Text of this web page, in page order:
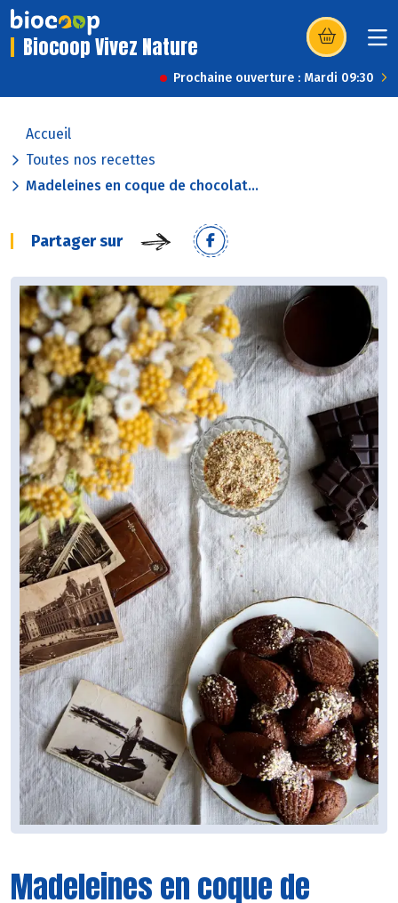
Biocoop Vivez Nature (s’ouvre dans
Prochaine ouverture : Mardi 09:30
Accueil
Toutes nos recettes
Madeleines en coque de chocolat...
Partager sur
Madeleines en coque de